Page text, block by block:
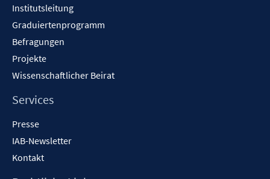
Institutsleitung
Graduiertenprogramm
Befragungen
Projekte
Wissenschaftlicher Beirat
Services
Presse
IAB-Newsletter
Kontakt